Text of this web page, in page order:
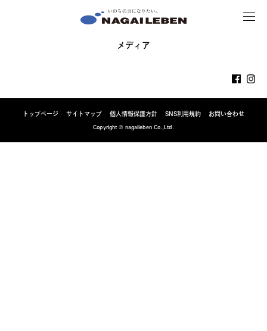
MENU
メディア
トップページ サイトマップ 個人情報保護方針 SNS利用規約
お問い合わせ
Copyright © nagaileben Co.,Ltd.